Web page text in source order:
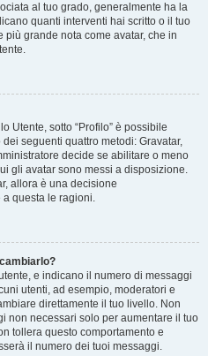
al tuo grado, generalmente ha la
quanti interventi hai scritto o il tuo
più grande nota come avatar, che in
Utente, sotto “Profilo” è possibile
seguenti quattro metodi: Gravatar,
decide se abilitare o meno
gli avatar sono messi a disposizione.
allora è una decisione
a questa le ragioni.
e indicano il numero di messaggi
utenti, ad esempio, moderatori e
direttamente il tuo livello. Non
non necessari solo per aumentare il tuo
tollera questo comportamento e
il numero dei tuoi messaggi.